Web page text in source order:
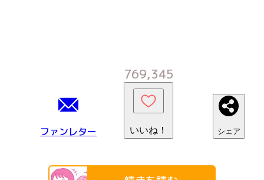
ファンレター
769,345
いいね！ シェア